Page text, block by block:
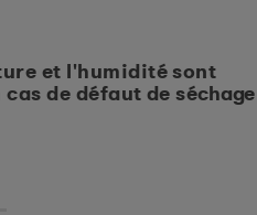
et l'humidité sont
de défaut de séchage